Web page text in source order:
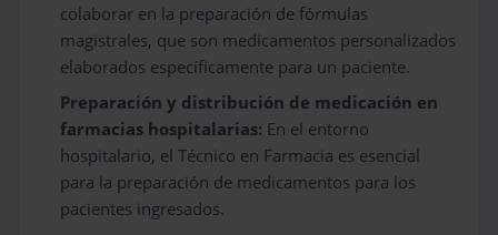
colaborar en la preparación de fórmulas
magistrales, que son medicamentos personalizados
elaborados específicamente para un paciente.
Preparación y distribución de medicación en
farmacias hospitalarias: En el entorno
hospitalario, el Técnico en Farmacia es esencial
para la preparación de medicamentos para los
pacientes ingresados.